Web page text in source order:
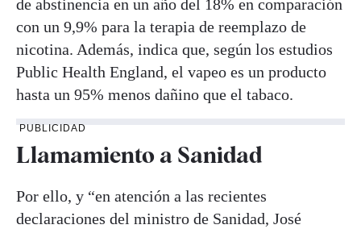
de abstinencia en un año del 18% en comparación
con un 9,9% para la terapia de reemplazo de
nicotina. Además, indica que, según los estudios
Public Health England, el vapeo es un producto
hasta un 95% menos dañino que el tabaco.
PUBLICIDAD
Llamamiento a Sanidad
Por ello, y “en atención a las recientes
declaraciones del ministro de Sanidad, José